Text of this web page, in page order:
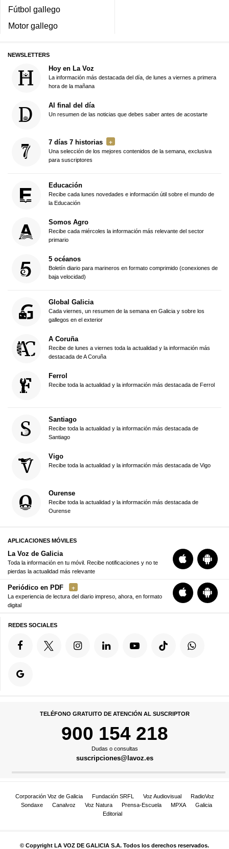
Fútbol gallego
Motor gallego
NEWSLETTERS
Hoy en La Voz
La información más destacada del día, de lunes a viernes a primera
hora de la mañana
Al final del día
Un resumen de las noticias que debes saber antes de acostarte
7 días 7 historias
Una selección de los mejores contenidos de la semana, exclusiva
para suscriptores
Educación
Recibe cada lunes novedades e información útil sobre el mundo de
la Educación
Somos Agro
Recibe cada miércoles la información más relevante del sector
primario
5 océanos
Boletín diario para marineros en formato comprimido (conexiones de
baja velocidad)
Global Galicia
Cada viernes, un resumen de la semana en Galicia y sobre los
gallegos en el exterior
A Coruña
Recibe de lunes a viernes toda la actualidad y la información más
destacada de A Coruña
Ferrol
Recibe toda la actualidad y la información más destacada de Ferrol
Santiago
Recibe toda la actualidad y la información más destacada de
Santiago
Vigo
Recibe toda la actualidad y la información más destacada de Vigo
Ourense
Recibe toda la actualidad y la información más destacada de
Ourense
APLICACIONES MÓVILES
La Voz de Galicia
Toda la información en tu móvil. Recibe notificaciones y no te
pierdas la actualidad más relevante
Periódico en PDF
La experiencia de lectura del diario impreso, ahora, en formato
digital
REDES SOCIALES
TELÉFONO GRATUITO DE ATENCIÓN AL SUSCRIPTOR
900 154 218
Dudas o consultas
suscripciones@lavoz.es
Corporación Voz de Galicia Fundación SRFL Voz Audiovisual
RadioVoz
Sondaxe
Canalvoz Voz Natura Prensa-Escuela MPXA
Galicia
Editorial
© Copyright LA VOZ DE GALICIA S.A. Todos los derechos reservados.